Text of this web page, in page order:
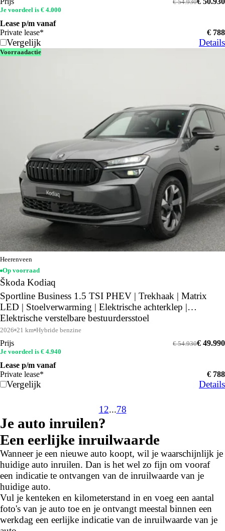
€ 54.930
Je voordeel is € 4.000
Lease p/m vanaf
Private lease*
€ 788
Vergelijk Details
Voorraadactie
Heerenveen
Op voorraad
Škoda Kodiaq
Sportline Business 1.5 TSI PHEV | Trekhaak | Matrix
LED | Stoelverwarming | Elektrische achterklep |
Elektrische verstelbare bestuurdersstoel
2026 21 km Hybride benzine
Prijs € 49.990
€ 54.930
Je voordeel is € 4.940
Lease p/m vanaf
Private lease*
€ 788
Vergelijk Details
12...78
Je auto inruilen?
Een eerlijke inruilwaarde
Wanneer je een nieuwe auto koopt, wil je waarschijnlijk je
huidige auto inruilen. Dan is het wel zo fijn om vooraf
een indicatie te ontvangen van de inruilwaarde van je
huidige auto.
Vul je kenteken en kilometerstand in en voeg een aantal
foto's van je auto toe en je ontvangt meestal binnen een
werkdag een eerlijke indicatie van de inruilwaarde van je